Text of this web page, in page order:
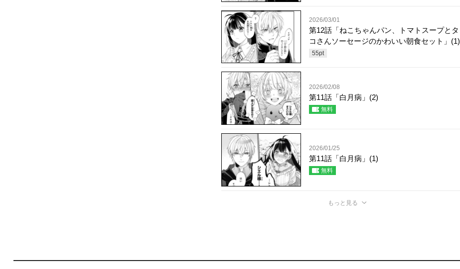
2026/03/01
第12話「ねこちゃんパン、トマトスープとタ
コさんソーセージのかわいい朝食セット」(1)
55pt
2026/02/08
第11話「白月病」(2)
無料
2026/01/25
第11話「白月病」(1)
無料
もっと見る